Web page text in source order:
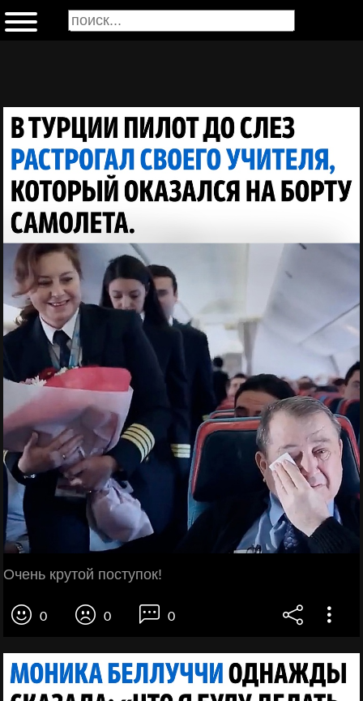
Очень крутой поступок!
0 0 0